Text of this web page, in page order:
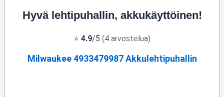
Hyvä lehtipuhallin, akkukäyttöinen!
⭐ 4.9/5 (4 arvostelua)
Milwaukee 4933479987 Akkulehtipuhallin